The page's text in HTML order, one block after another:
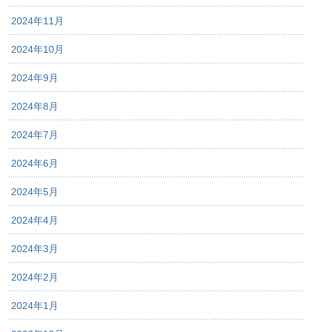
2024年11月
2024年10月
2024年9月
2024年8月
2024年7月
2024年6月
2024年5月
2024年4月
2024年3月
2024年2月
2024年1月